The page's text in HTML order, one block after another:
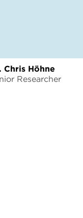
Chris Höhne
Researcher